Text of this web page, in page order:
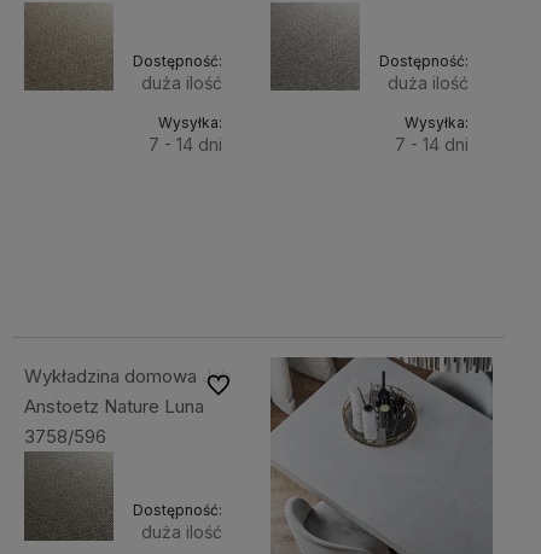
Dostępność:
duża ilość
Wysyłka:
7 - 14 dni
Dostępność:
duża ilość
Wysyłka:
7 - 14 dni
Wykładzina domowa Jab
Anstoetz Nature Luna
3758/596
Dostępność:
duża ilość
Do ulubionych